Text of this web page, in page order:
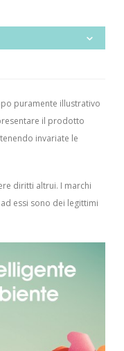
puramente illustrativo
il prodotto
invariate le
diritti altrui. I marchi
essi sono dei legittimi